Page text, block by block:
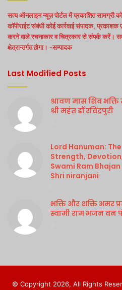
सत्य ऑनलाइन न्यूज़ पोर्टल में प्रकाशित सामग्री
कॉपीराईट संबंधी कोई कार्रवाई संपादक,
करने वाले रचनाकार व चित्रकार से संपर्क करें।
क्षेत्रान्तर्गत होगा। -सम्पादक
Last Modified Posts
श्रावण मास शिव
श्री महंत डॉ रविंद्रपुरी
Lord Hanuman:
Strength,
Swami Ram
Shri niranjani
भक्ति और शक्ति अमर
स्वामी राम भजन वन
© Copyright 2026, All Rights